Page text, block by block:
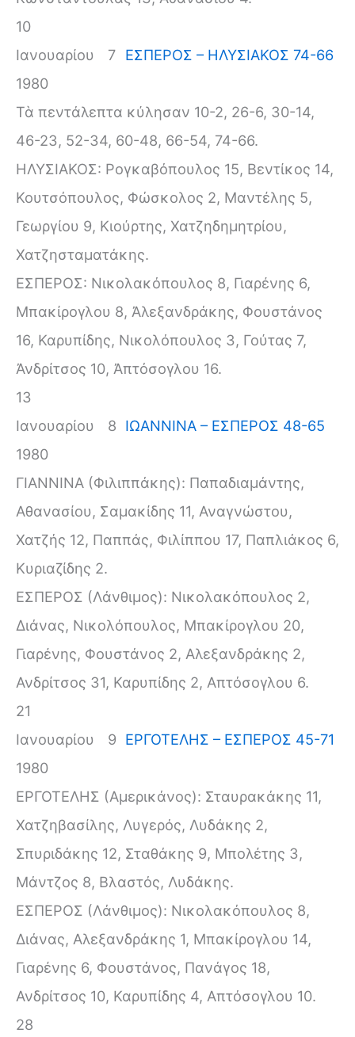
10
Ιανουαρίου
1980
7 ΕΣΠΕΡΟΣ – ΗΛΥΣΙΑΚΟΣ 74-66
Τὰ πεντάλεπτα κύλησαν 10-2, 26-6, 30-14,
46-23, 52-34, 60-48, 66-54, 74-66.
ΗΛΥΣΙΑΚΟΣ: Ρογκαβόπουλος 15, Βεντίκος 14,
Κουτσόπουλος, Φώσκολος 2, Μαντέλης 5,
Γεωργίου 9, Κιούρτης, Χατζηδημητρίου,
Χατζησταματάκης.
ΕΣΠΕΡΟΣ: Νικολακόπουλος 8, Γιαρένης 6,
Μπακίρογλου 8, Ἀλεξανδράκης, Φουστάνος
16, Καρυπίδης, Νικολόπουλος 3, Γούτας 7,
Ἀνδρίτσος 10, Ἀπτόσογλου 16.
13
Ιανουαρίου
1980
8 ΙΩΑΝΝΙΝΑ – ΕΣΠΕΡΟΣ 48-65
ΓΙΑΝΝΙΝΑ (Φιλιππάκης): Παπαδιαμάντης,
Αθανασίου, Σαμακίδης 11, Αναγνώστου,
Χατζής 12, Παππάς, Φιλίππου 17, Παπλιάκος 6,
Κυριαζίδης 2.
ΕΣΠΕΡΟΣ (Λάνθιμος): Νικολακόπουλος 2,
Διάνας, Νικολόπουλος, Μπακίρογλου 20,
Γιαρένης, Φουστάνος 2, Αλεξανδράκης 2,
Ανδρίτσος 31, Καρυπίδης 2, Απτόσογλου 6.
21
Ιανουαρίου
1980
9 ΕΡΓΟΤΕΛΗΣ – ΕΣΠΕΡΟΣ 45-71
ΕΡΓΟΤΕΛΗΣ (Αμερικάνος): Σταυρακάκης 11,
Χατζηβασίλης, Λυγερός, Λυδάκης 2,
Σπυριδάκης 12, Σταθάκης 9, Μπολέτης 3,
Μάντζος 8, Βλαστός, Λυδάκης.
ΕΣΠΕΡΟΣ (Λάνθιμος): Νικολακόπουλος 8,
Διάνας, Αλεξανδράκης 1, Μπακίρογλου 14,
Γιαρένης 6, Φουστάνος, Πανάγος 18,
Ανδρίτσος 10, Καρυπίδης 4, Απτόσογλου 10.
28